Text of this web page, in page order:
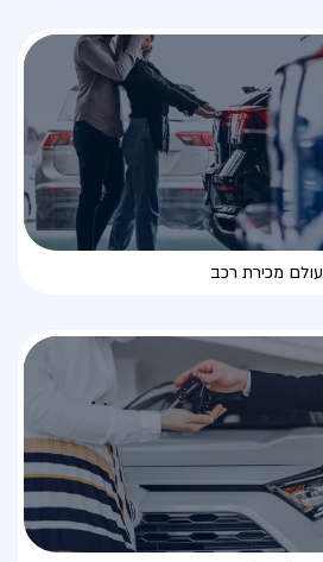
עולם מכירת רכב